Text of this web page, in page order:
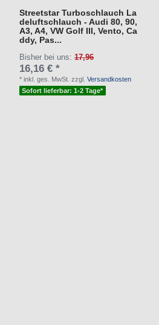
Streetstar Turboschlauch La
deluftschlauch - Audi 80, 90,
A3, A4, VW Golf III, Vento, Ca
ddy, Pas...
Bisher bei uns:17,96
16,16 € *
*inkl. ges. MwSt. zzgl.Versandkosten
Sofort lieferbar: 1-2 Tage*